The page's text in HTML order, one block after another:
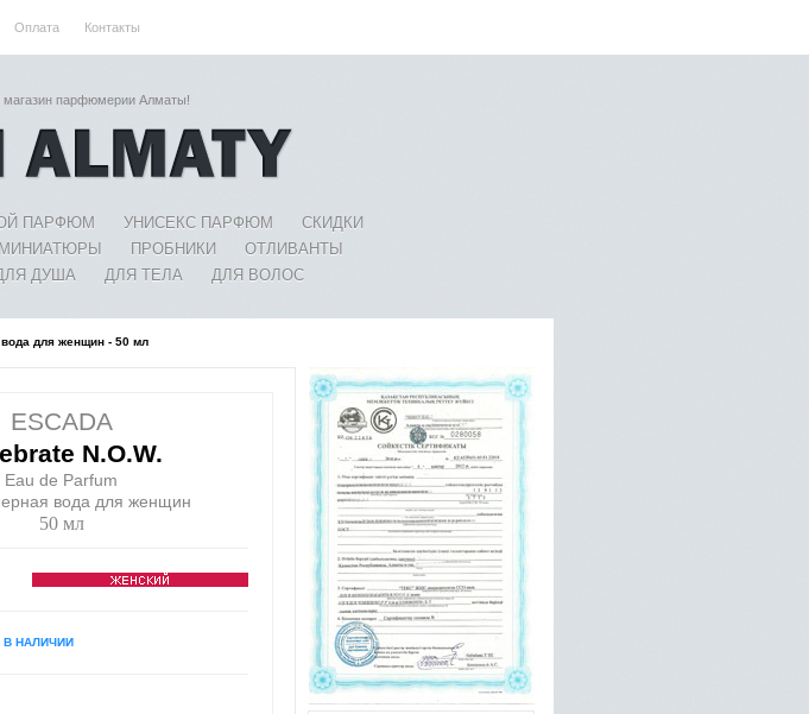
Оплата Контакты
магазин парфюмерии Алматы!
ПАРФЮМ УНИСЕКС ПАРФЮМ
СКИДКИ
МИНИАТЮРЫ ПРОБНИКИ
ОТЛИВАНТЫ
ДУША ДЛЯ ТЕЛА ДЛЯ ВОЛОС
для женщин - 50 мл
ESCADA
N.O.W.
Eau de Parfum
вода для женщин
50 мл
В НАЛИЧИИ